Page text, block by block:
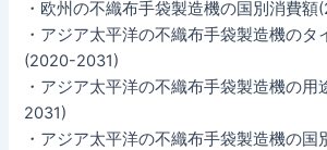
・欧州の不織布手袋製造機の国別消費
・アジア太平洋の不織布手袋製造機のタ
(2020-2031)
・アジア太平洋の不織布手袋製造機の
2031)
・アジア太平洋の不織布手袋製造機の